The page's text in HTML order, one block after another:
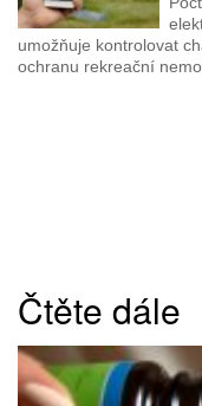
umožňuje kontrolovat
ochranu rekreační
Čtěte dále